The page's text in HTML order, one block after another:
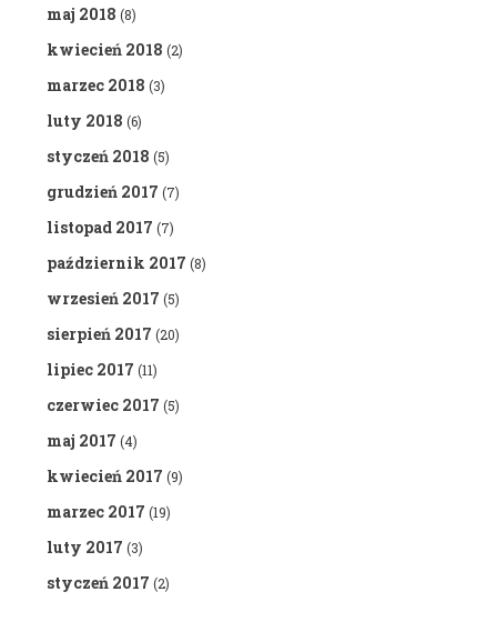
maj 2018 (8)
kwiecień 2018 (2)
marzec 2018 (3)
luty 2018 (6)
styczeń 2018 (5)
grudzień 2017 (7)
listopad 2017 (7)
październik 2017 (8)
wrzesień 2017 (5)
sierpień 2017 (20)
lipiec 2017 (11)
czerwiec 2017 (5)
maj 2017 (4)
kwiecień 2017 (9)
marzec 2017 (19)
luty 2017 (3)
styczeń 2017 (2)